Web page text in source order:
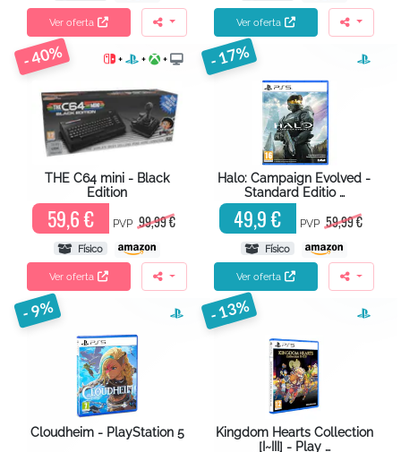
Ver oferta Ver oferta
- 40% + + +
THE C64 mini - Black
Edition
59,6 € PVP 99,99 €
Físico
Ver oferta
- 17%
Halo: Campaign Evolved -
Standard Editio …
49,9 € PVP 59,99 €
Físico
Ver oferta
- 9%
Cloudheim - PlayStation 5
- 13%
Kingdom Hearts Collection
[I~III] - Play …